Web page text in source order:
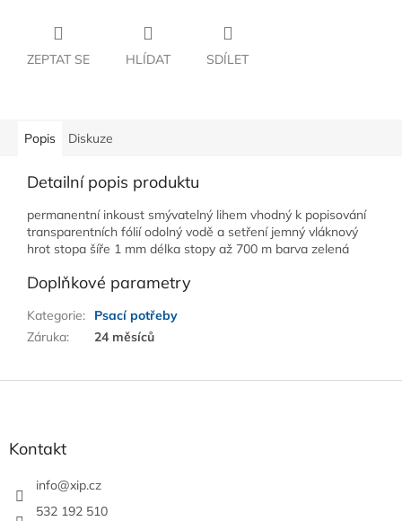
ZEPTAT SE HLÍDAT SDÍLET
Popis Diskuze
Detailní popis produktu
permanentní inkoust smývatelný lihem vhodný k popisování
transparentních fólií odolný vodě a setření jemný vláknový
hrot stopa šíře 1 mm délka stopy až 700 m barva zelená
Doplňkové parametry
Kategorie:
Psací potřeby
Záruka: 24 měsíců
Kontakt
info@xip.cz
532 192 510